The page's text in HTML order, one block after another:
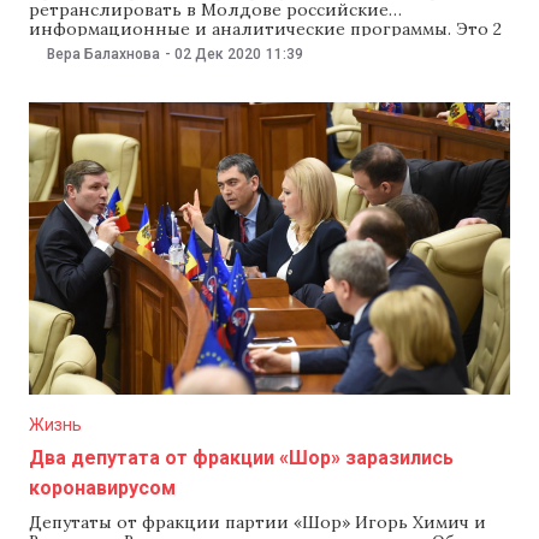
ретранслировать в Молдове российские
информационные и аналитические программы. Это 2
декабря заявил депутат от партии «Шор» Игорь
Химич. Народный избранник отметил, что и
аналитических передач и новостей «третьих стран».
При этом, отметим, что ее член, депутат Серджиу
Сырбу
Вера Балахнова - 02 Дек 2020 11:39
Жизнь
Два депутата от фракции «Шор» заразились
коронавирусом
Депутаты от фракции партии «Шор» Игорь Химич и